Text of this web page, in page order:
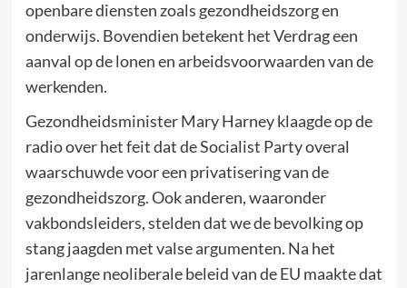
openbare diensten zoals gezondheidszorg en
onderwijs. Bovendien betekent het Verdrag een
aanval op de lonen en arbeidsvoorwaarden van de
werkenden.
Gezondheidsminister Mary Harney klaagde op de
radio over het feit dat de Socialist Party overal
waarschuwde voor een privatisering van de
gezondheidszorg. Ook anderen, waaronder
vakbondsleiders, stelden dat we de bevolking op
stang jaagden met valse argumenten. Na het
jarenlange neoliberale beleid van de EU maakte dat